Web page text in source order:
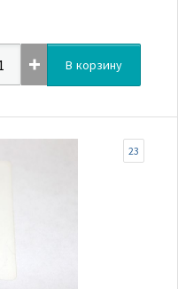
В корзину
23